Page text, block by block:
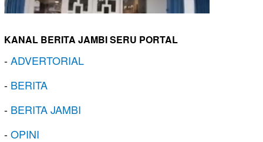
KANAL BERITA JAMBI SERU PORTAL
-ADVERTORIAL
- BERITA
- BERITA JAMBI
-OPINI